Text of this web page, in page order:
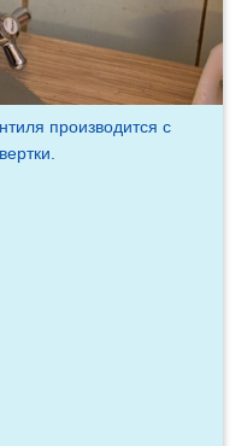
производится с